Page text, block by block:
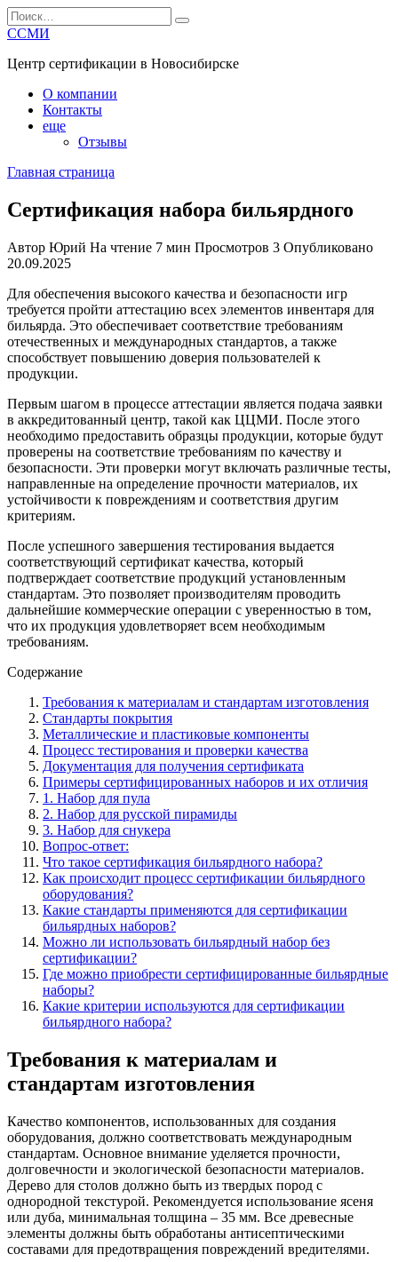
Перейти
к
Search
for:
ССМИ
Центр сертификации в Новосибирске
О компании
Контакты
еще
Отзывы
Главная страница
Сертификация набора бильярдного
Автор Юрий На чтение 7 мин Просмотров 3 Опубликовано
20.09.2025
Для обеспечения высокого качества и безопасности игр
требуется пройти аттестацию всех элементов инвентаря для
бильярда. Это обеспечивает соответствие требованиям
отечественных и международных стандартов, а также
способствует повышению доверия пользователей к
продукции.
Первым шагом в процессе аттестации является подача заявки
в аккредитованный центр, такой как ЦЦМИ. После этого
необходимо предоставить образцы продукции, которые будут
проверены на соответствие требованиям по качеству и
безопасности. Эти проверки могут включать различные тесты,
направленные на определение прочности материалов, их
устойчивости к повреждениям и соответствия другим
критериям.
После успешного завершения тестирования выдается
соответствующий сертификат качества, который
подтверждает соответствие продукций установленным
стандартам. Это позволяет производителям проводить
дальнейшие коммерческие операции с уверенностью в том,
что их продукция удовлетворяет всем необходимым
требованиям.
Содержание
Требования к материалам и стандартам изготовления
Стандарты покрытия
Металлические и пластиковые компоненты
Процесс тестирования и проверки качества
Документация для получения сертификата
Примеры сертифицированных наборов и их отличия
1. Набор для пула
2. Набор для русской пирамиды
3. Набор для снукера
Вопрос-ответ:
Что такое сертификация бильярдного набора?
Как происходит процесс сертификации бильярдного
оборудования?
Какие стандарты применяются для сертификации
бильярдных наборов?
Можно ли использовать бильярдный набор без
сертификации?
Где можно приобрести сертифицированные бильярдные
наборы?
Какие критерии используются для сертификации
бильярдного набора?
Требования к материалам и
стандартам изготовления
Качество компонентов, использованных для создания
оборудования, должно соответствовать международным
стандартам. Основное внимание уделяется прочности,
долговечности и экологической безопасности материалов.
Дерево для столов должно быть из твердых пород с
однородной текстурой. Рекомендуется использование ясеня
или дуба, минимальная толщина – 35 мм. Все древесные
элементы должны быть обработаны антисептическими
составами для предотвращения повреждений вредителями.